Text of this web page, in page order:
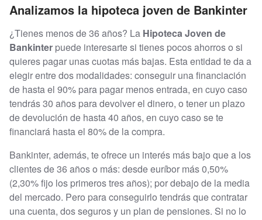
Analizamos la hipoteca joven de Bankinter
¿Tienes menos de 36 años? La Hipoteca Joven de
Bankinter puede interesarte si tienes pocos ahorros o si
quieres pagar unas cuotas más bajas. Esta entidad te da a
elegir entre dos modalidades: conseguir una financiación
de hasta el 90% para pagar menos entrada, en cuyo caso
tendrás 30 años para devolver el dinero, o tener un plazo
de devolución de hasta 40 años, en cuyo caso se te
financiará hasta el 80% de la compra.
Bankinter, además, te ofrece un interés más bajo que a los
clientes de 36 años o más: desde euríbor más 0,50%
(2,30% fijo los primeros tres años); por debajo de la media
del mercado. Pero para conseguirlo tendrás que contratar
una cuenta, dos seguros y un plan de pensiones. Si no lo